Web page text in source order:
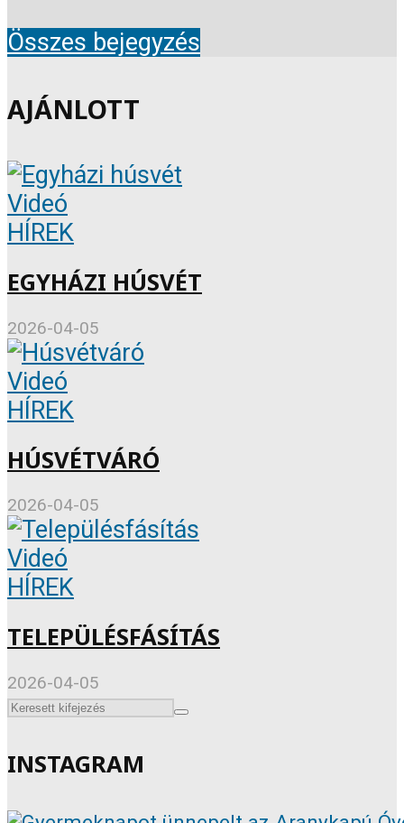
Összes bejegyzés
AJÁNLOTT
Videó
HÍREK
EGYHÁZI HÚSVÉT
2026-04-05
Videó
HÍREK
HÚSVÉTVÁRÓ
2026-04-05
Videó
HÍREK
TELEPÜLÉSFÁSÍTÁS
2026-04-05
INSTAGRAM